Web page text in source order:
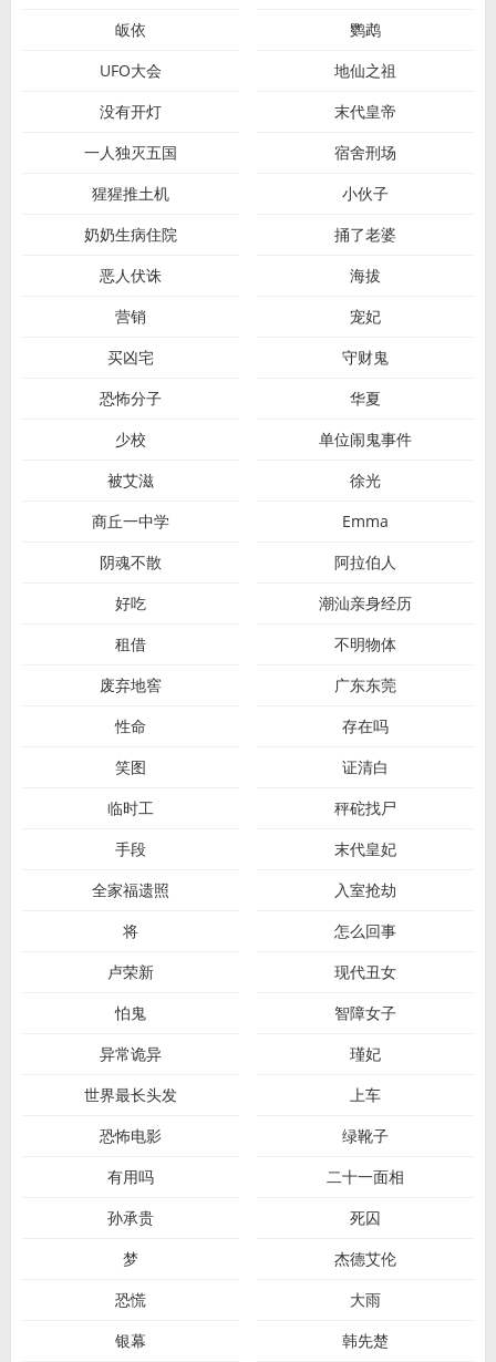
皈依
鹦鹉
UFO大会
地仙之祖
没有开灯
末代皇帝
一人独灭五国
宿舍刑场
猩猩推土机
小伙子
奶奶生病住院
捅了老婆
恶人伏诛
海拔
营销
宠妃
买凶宅
守财鬼
恐怖分子
华夏
少校
单位闹鬼事件
被艾滋
徐光
商丘一中学
Emma
阴魂不散
阿拉伯人
好吃
潮汕亲身经历
租借
不明物体
废弃地窖
广东东莞
性命
存在吗
笑图
证清白
临时工
秤砣找尸
手段
末代皇妃
全家福遗照
入室抢劫
将
怎么回事
卢荣新
现代丑女
怕鬼
智障女子
异常诡异
瑾妃
世界最长头发
上车
恐怖电影
绿靴子
有用吗
二十一面相
孙承贵
死囚
梦
杰德艾伦
恐慌
大雨
银幕
韩先楚